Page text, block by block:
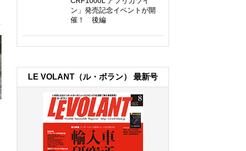
ン」発売記念イベントが開
催！ 後編
LE VOLANT（ル・ボラン） 最新号